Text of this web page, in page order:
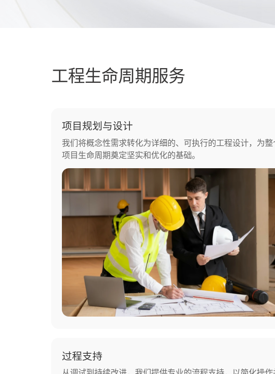
工程生命周期服务
项目规划与设计
我们将概念性需求转化为详细的、可执行的工程设计，为整
项目生命周期奠定坚实和优化的基础。
过程支持